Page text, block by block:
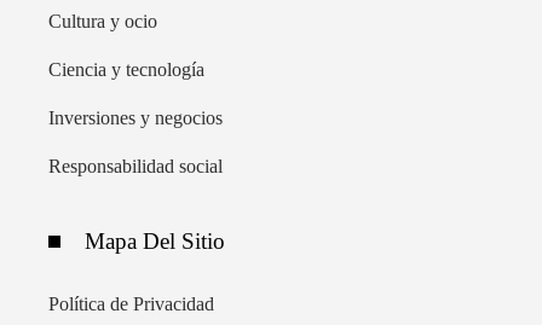
Cultura y ocio
Ciencia y tecnología
Inversiones y negocios
Responsabilidad social
Mapa Del Sitio
Política de Privacidad